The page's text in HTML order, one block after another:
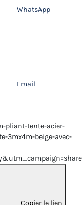
WhatsApp
Email
pliant-tente-acier-
3mx4m-beige-avec-
Copier le lien